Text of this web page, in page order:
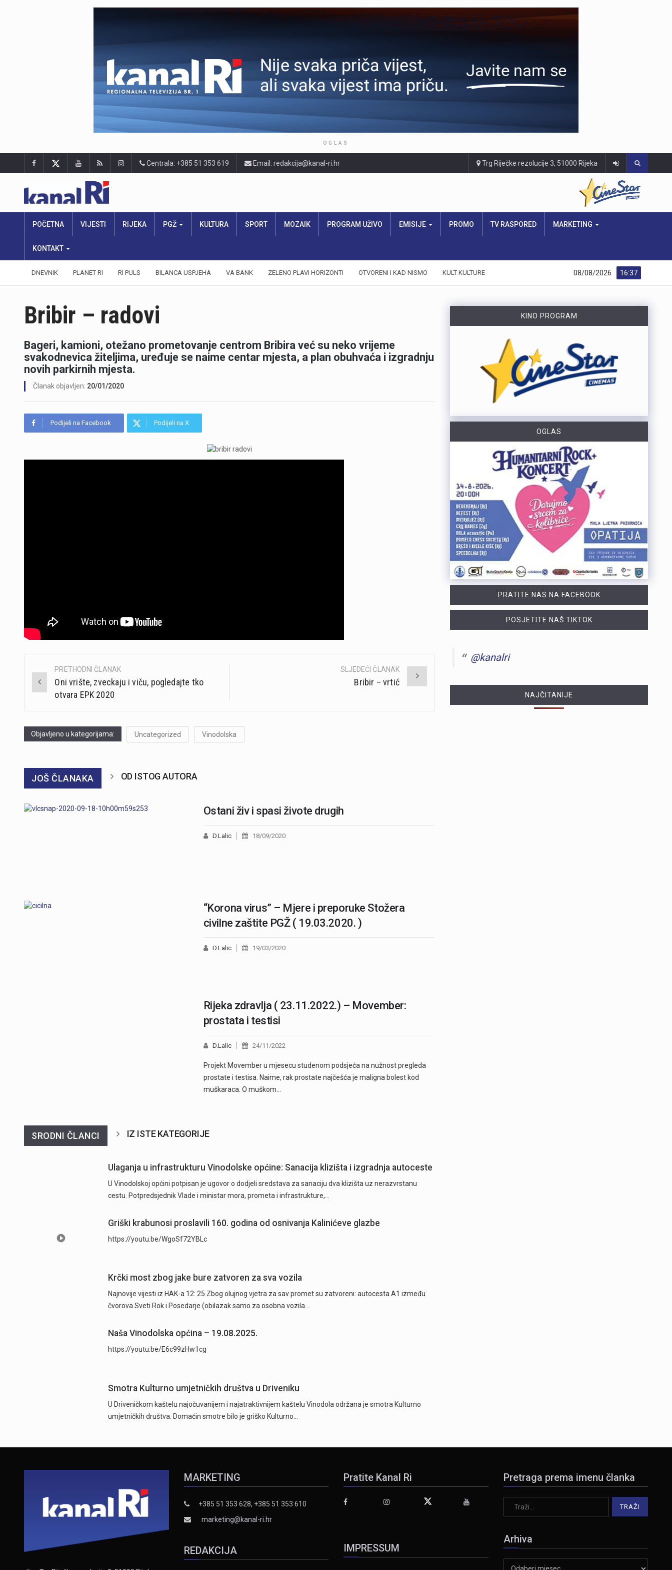
OGLAS
Centrala: +385 51 353 619 Email: redakcija@kanal-ri.hr Trg Riječke rezolucije 3, 51000 Rijeka
POČETNA VIJESTI RIJEKA PGŽ KULTURA SPORT MOZAIK PROGRAM UŽIVO EMISIJE PROMO TV RASPORED MARKETING
KONTAKT
DNEVNIK PLANET RI RI PULS BILANCA USPJEHA VA BANK ZELENO PLAVI HORIZONTI OTVORENI I KAD NISMO KULT KULTURE 16:37
08/08/2026
Bribir – radovi
Bageri, kamioni, otežano prometovanje centrom Bribira već su neko vrijeme
svakodnevica žiteljima, uređuje se naime centar mjesta, a plan obuhvaća i izgradnju
novih parkirnih mjesta.
Članak objavljen: 20/01/2020
Podijeli na Facebook Podijeli na X
Post
navigation
PRETHODNI ČLANAK
Oni vrište, zveckaju i viču, pogledajte tko
otvara EPK 2020
SLJEDEĆI ČLANAK
Bribir – vrtić
Objavljeno u kategorijama: Uncategorized Vinodolska
JOŠ ČLANAKA OD ISTOG AUTORA
Ostani živ i spasi živote drugih
D.Lalic 18/09/2020
“Korona virus” – Mjere i preporuke Stožera
civilne zaštite PGŽ ( 19.03.2020. )
D.Lalic 19/03/2020
Rijeka zdravlja ( 23.11.2022.) – Movember:
prostata i testisi
D.Lalic 24/11/2022
Projekt Movember u mjesecu studenom podsjeća na nužnost pregleda
prostate i testisa. Naime, rak prostate najčešća je maligna bolest kod
muškaraca. O muškom…
SRODNI ČLANCI IZ ISTE KATEGORIJE
Ulaganja u infrastrukturu Vinodolske općine: Sanacija klizišta i izgradnja autoceste
U Vinodolskoj općini potpisan je ugovor o dodjeli sredstava za sanaciju dva klizišta uz nerazvrstanu
cestu. Potpredsjednik Vlade i ministar mora, prometa i infrastrukture,…
Griški krabunosi proslavili 160. godina od osnivanja Kalinićeve glazbe
https://youtu.be/WgoSf72YBLc
Krčki most zbog jake bure zatvoren za sva vozila
Najnovije vijesti iz HAK-a 12: 25 Zbog olujnog vjetra za sav promet su zatvoreni: autocesta A1 između
čvorova Sveti Rok i Posedarje (obilazak samo za osobna vozila…
Naša Vinodolska općina – 19.08.2025.
https://youtu.be/E6c99zHw1cg
Smotra Kulturno umjetničkih društva u Driveniku
U Driveničkom kaštelu najočuvanijem i najatraktivnijem kaštelu Vinodola održana je smotra Kulturno
umjetničkih društva. Domaćin smotre bilo je griško Kulturno…
KINO PROGRAM
OGLAS
PRATITE NAS NA FACEBOOK
POSJETITE NAŠ TIKTOK
@kanalri
NAJČITANIJE
MARKETING
+385 51 353 628, +385 51 353 610
marketing@kanal-ri.hr
REDAKCIJA
Pratite Kanal Ri
IMPRESSUM
Pretraga prema imenu članka
Arhiva